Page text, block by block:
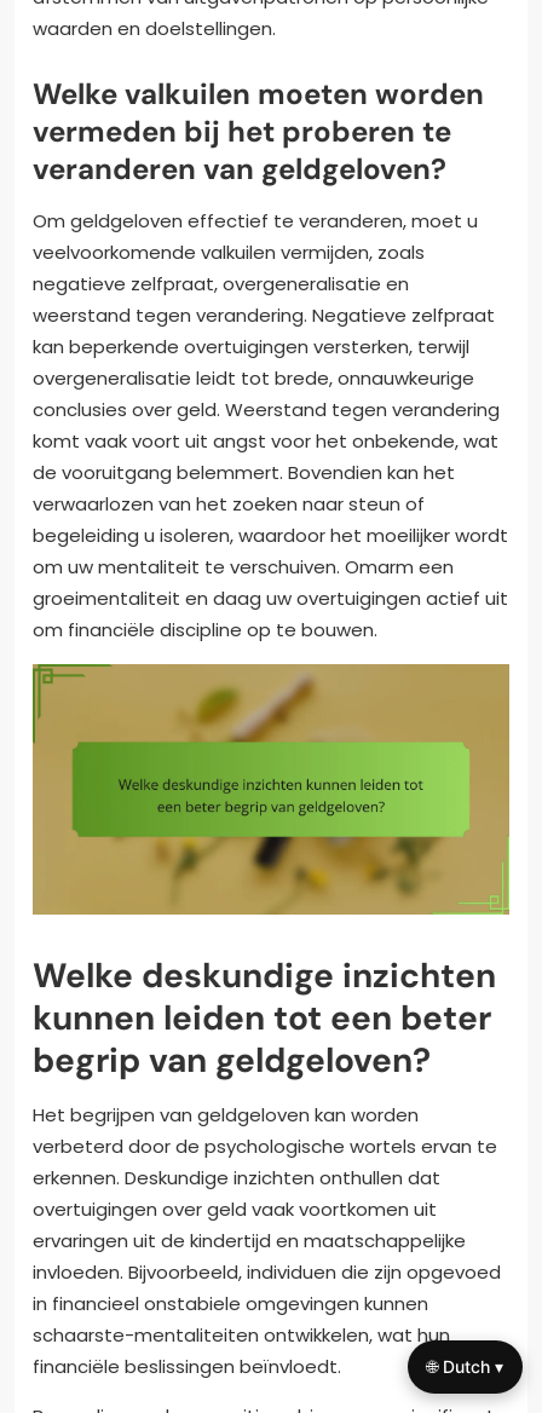
waarden en doelstellingen.
Welke valkuilen moeten worden
vermeden bij het proberen te
veranderen van geldgeloven?
Om geldgeloven effectief te veranderen, moet u
veelvoorkomende valkuilen vermijden, zoals
negatieve zelfpraat, overgeneralisatie en
weerstand tegen verandering. Negatieve zelfpraat
kan beperkende overtuigingen versterken, terwijl
overgeneralisatie leidt tot brede, onnauwkeurige
conclusies over geld. Weerstand tegen verandering
komt vaak voort uit angst voor het onbekende, wat
de vooruitgang belemmert. Bovendien kan het
verwaarlozen van het zoeken naar steun of
begeleiding u isoleren, waardoor het moeilijker wordt
om uw mentaliteit te verschuiven. Omarm een
groeimentaliteit en daag uw overtuigingen actief uit
om financiële discipline op te bouwen.
Welke deskundige inzichten
kunnen leiden tot een beter
begrip van geldgeloven?
Het begrijpen van geldgeloven kan worden
verbeterd door de psychologische wortels ervan te
erkennen. Deskundige inzichten onthullen dat
overtuigingen over geld vaak voortkomen uit
ervaringen uit de kindertijd en maatschappelijke
invloeden. Bijvoorbeeld, individuen die zijn opgevoed
in financieel onstabiele omgevingen kunnen
schaarste-mentaliteiten ontwikkelen, wat hun
financiële beslissingen beïnvloedt.
🌐 Dutch ▾